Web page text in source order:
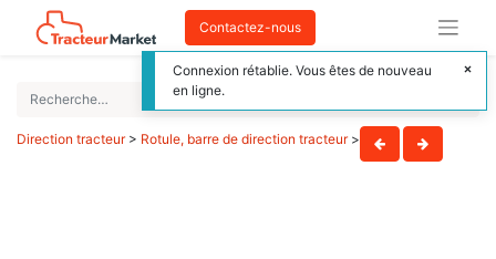
Contactez-nous
Direction tracteur> Rotule, barre de direction tracteur>
Connexion rétablie. Vous êtes de nouveau
en ligne.